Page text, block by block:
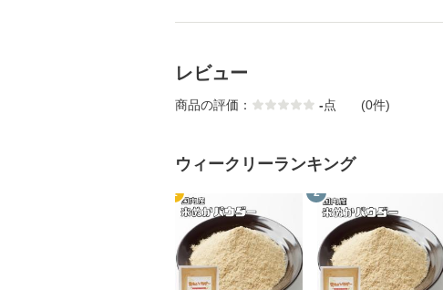
レビュー
商品の評価： -点 (0件)
ウィークリーランキング
1 2